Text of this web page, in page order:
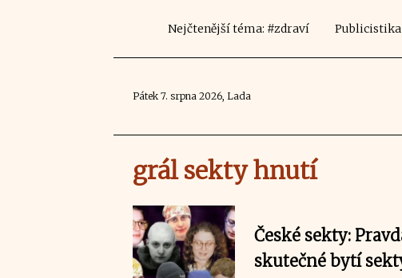
Nejčtenější téma: #zdraví Publicistika
Pátek 7. srpna 2026, Lada
grál sekty hnutí
České sekty:
skutečné bytí